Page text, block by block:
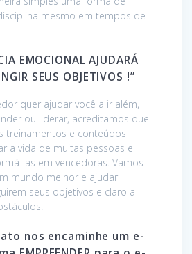
mesmo em tempos de
EMOCIONAL AJUDARÁ
SEUS OBJETIVOS !”
quer ajudar você a ir além,
ou liderar, acreditamos que
treinamentos e conteúdos
a vida de muitas pessoas e
las em vencedoras. Vamos
mundo melhor e ajudar
seus objetivos e claro a
nos encaminhe um e-